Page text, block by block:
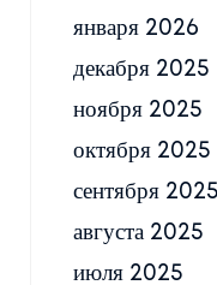
января 2026
декабря 2025
ноября 2025
октября 2025
сентября 2025
августа 2025
июля 2025